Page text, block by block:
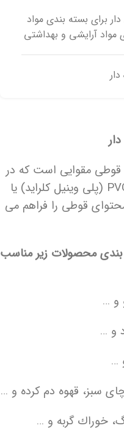
برای بسته بندی مواد
مواد آرایشی و بهداشتی
قوطی مقوایی است که در
بخشی از آن یک پنجره از جنس PVC (پلی وینیل کلراید) یا
قوطی را فراهم می
محصولات زیر مناسب
و …
و …
…
سبز، قهوه دم كرده و …
خوراك گربه و …